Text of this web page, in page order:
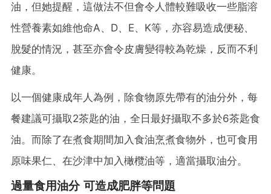
油，但她提醒，這做法不但會令人體較難吸收一些脂溶
性營養素如維他命A、D、E、K等，亦容易造成便秘、
脫髮的情況，甚至亦會令皮膚變得較為乾燥，反而不利
健康。
以一個健康成年人為例，除食物原先帶有的油分外，每
餐建議可攝取2茶匙的油，全日最好攝取不多於6茶匙食
油。而除了在煮食期間加入食油烹煮食物外，也可食用
原味果仁、在沙津中加入橄欖油等，適當攝取油分。
過量食用油分 可造成肥胖等問題